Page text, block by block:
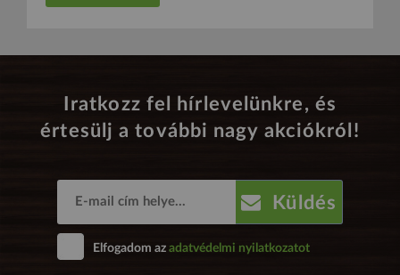
Iratkozz fel hírlevelünkre, és
értesülj a további nagy akciókról!
Küldés
Elfogadom az adatvédelmi nyilatkozatot